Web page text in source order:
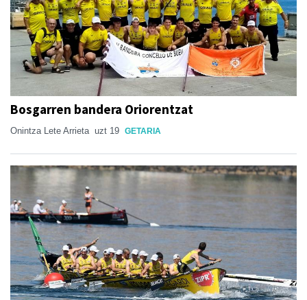
Bosgarren bandera Oriorentzat
Onintza Lete Arrieta uzt 19 GETARIA